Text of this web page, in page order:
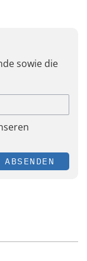
sowie die
ABSENDEN